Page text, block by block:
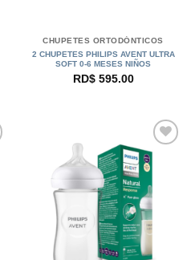
CHUPETES ORTODÓNTICOS
2 CHUPETES PHILIPS AVENT ULTRA
SOFT 0-6 MESES NIÑOS
RD$595.00